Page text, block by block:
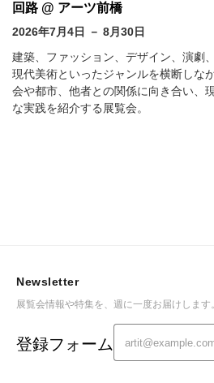
回路 @ アーツ前橋
2026年7月4日 － 8月30日
建築、ファッション、デザイン、演劇
現代美術といったジャンルを横断しな
会や都市、他者との関係に向き合い、
な実践を紹介する展覧会。
Newsletter
展覧会情報や特集を、週に一度お届けします
登録フォーム